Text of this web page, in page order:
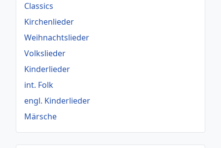
Classics
Kirchenlieder
Weihnachtslieder
Volkslieder
Kinderlieder
int. Folk
engl. Kinderlieder
Märsche